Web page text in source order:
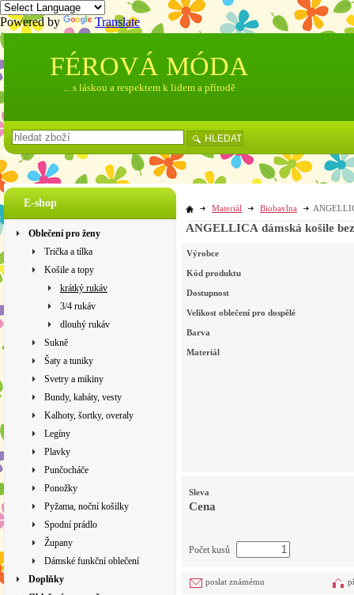
Powered by Translate
E-shop
Oblečení pro ženy
Trička a tílka
Košile a topy
krátký rukáv
3/4 rukáv
dlouhý rukáv
Sukně
Šaty a tuniky
Svetry a mikiny
Bundy, kabáty, vesty
Kalhoty, šortky, overaly
Legíny
Plavky
Punčocháče
Ponožky
Pyžama, noční košilky
Spodní prádlo
Župany
Dámské funkční oblečení
Doplňky
Materiál Biobavlna
ANGELLICA dámská košile
Výrobce
Kód produktu
Dostupnost
Velikost oblečení pro dospělé
Barva
Materiál
Sleva
Cena
Počet kusů
poslat známému
FÉROVÁ MÓDA
... s láskou a respektem k lidem a přírodě
HLEDAT